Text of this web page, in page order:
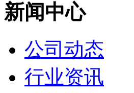
新闻中心
公司动态
行业资讯